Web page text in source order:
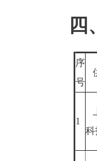
四
序
号
1
科